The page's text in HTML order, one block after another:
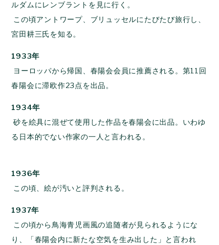
ルダムにレンブラントを見に行く。
この頃アントワープ、ブリュッセルにたびたび旅行し、
宮田耕三氏を知る。
1933年
ヨーロッパから帰国、春陽会会員に推薦される。第11回
春陽会に滞欧作23点を出品。
1934年
砂を絵具に混ぜて使用した作品を春陽会に出品。いわゆ
る日本的でない作家の一人と言われる。
1936年
この頃、絵が汚いと評判される。
1937年
この頃から鳥海青児画風の追随者が見られるようにな
り、「春陽会内に新たな空気を生み出した」と言われ